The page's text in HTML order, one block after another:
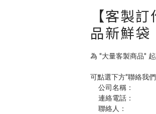
【客製
品新鮮袋
為 "大量客製商品"
可點選下方"聯絡我
    公司名稱：
    連絡電話：
    聯絡人：